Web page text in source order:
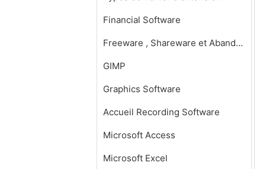
Financial Software
Freeware , Shareware et Abandonware
GIMP
Graphics Software
Accueil Recording Software
Microsoft Access
Microsoft Excel